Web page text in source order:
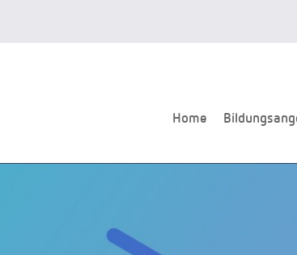
Home